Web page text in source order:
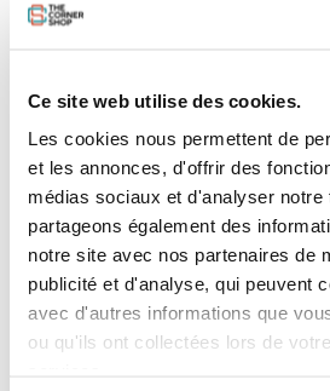
Ce site web utilise des cookies.
Les cookies nous permettent de
et les annonces, d'offrir des
médias sociaux et d'analyser notre
partageons également des
notre site avec nos partenaires de
publicité et d'analyse, qui peuvent
avec d'autres informations que
ou qu'ils ont collectées lors de
Veste longue réversible à capuche en